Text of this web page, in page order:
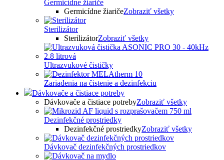
Germicídne žiariče
Germicídne žiaričeZobraziť všetky
Sterilizátor
SterilizátorZobraziť všetky
Ultrazvukové čističky
Zariadenia na čistenie a dezinfekciu
Dávkovače a čistiace potreby
Dávkovače a čistiace potrebyZobraziť všetky
Dezinfekčné prostriedky
Dezinfekčné prostriedkyZobraziť všetky
Dávkovač dezinfekčných prostriedkov